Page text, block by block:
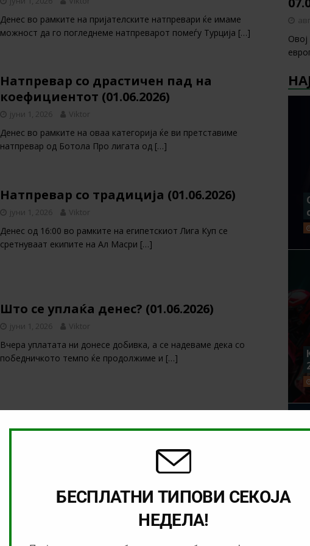
Денес во рамките на пријателските натпревари ќе имаме
можност да го погледнеме натпреварот помеѓу Турција […]
Натпревар со драстичен пад на
коефициентот (01.06.2026)
јуни 1, 2026 Viktor
Денес во рамките на оваа категорија ќе ви претставиме
натпревар од Ботола Про лигата од […]
Натпревар со традиција (01.06.2026)
јуни 1, 2026 Viktor
Денес од 16:00 во рамките на египетскиот Лига Куп се
сретнуваат екипите на Ал Масри […]
Што се уплаќа денес? (01.06.2026)
јуни 1, 2026 Viktor
Вчера уплатата ни донесе добивка, а се надеваме дека со
победничкото темпо ќе продолжиме и […]
Во првиот ден од месецот јуни, понудата е очајна. Сепак има
БЕСПЛАТНИ ТИПОВИ СЕКОЈА
НЕДЕЛА!